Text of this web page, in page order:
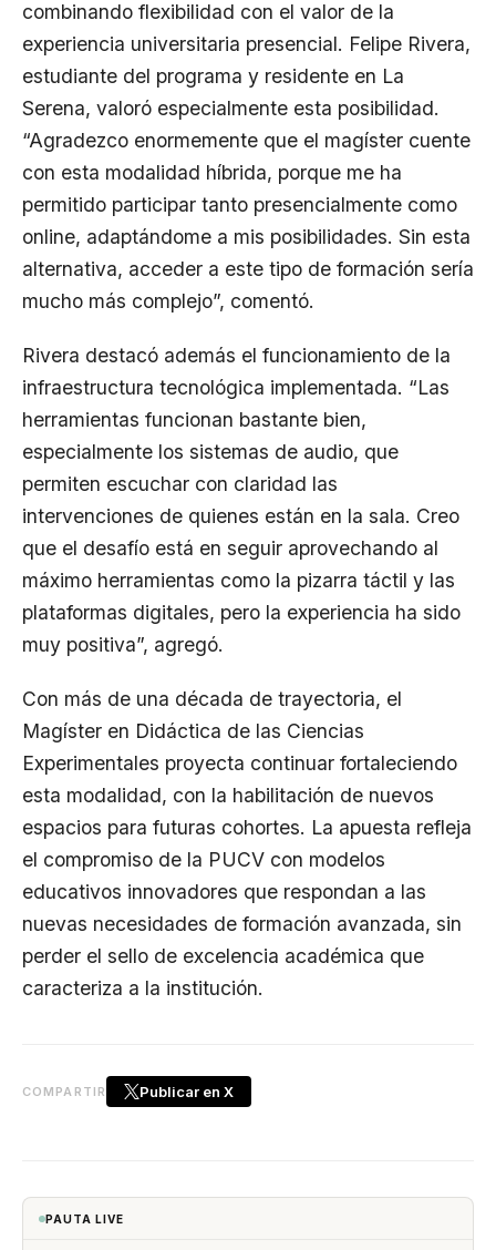
combinando flexibilidad con el valor de la
experiencia universitaria presencial. Felipe Rivera,
estudiante del programa y residente en La
Serena, valoró especialmente esta posibilidad.
“Agradezco enormemente que el magíster cuente
con esta modalidad híbrida, porque me ha
permitido participar tanto presencialmente como
online, adaptándome a mis posibilidades. Sin esta
alternativa, acceder a este tipo de formación sería
mucho más complejo”, comentó.
Rivera destacó además el funcionamiento de la
infraestructura tecnológica implementada. “Las
herramientas funcionan bastante bien,
especialmente los sistemas de audio, que
permiten escuchar con claridad las
intervenciones de quienes están en la sala. Creo
que el desafío está en seguir aprovechando al
máximo herramientas como la pizarra táctil y las
plataformas digitales, pero la experiencia ha sido
muy positiva”, agregó.
Con más de una década de trayectoria, el
Magíster en Didáctica de las Ciencias
Experimentales proyecta continuar fortaleciendo
esta modalidad, con la habilitación de nuevos
espacios para futuras cohortes. La apuesta refleja
el compromiso de la PUCV con modelos
educativos innovadores que respondan a las
nuevas necesidades de formación avanzada, sin
perder el sello de excelencia académica que
caracteriza a la institución.
COMPARTIR Publicar en X
PAUTA LIVE